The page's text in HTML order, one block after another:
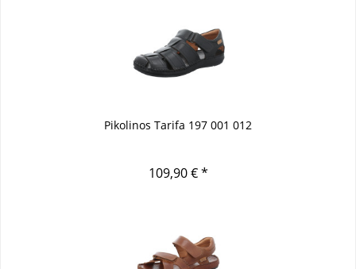
Pikolinos Tarifa 197 001 012
109,90 € *